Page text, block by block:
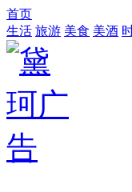
首页
生活 旅游 美食 美酒